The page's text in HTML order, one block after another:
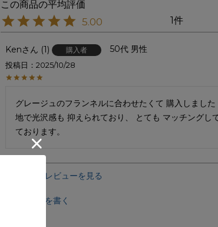
5.00 1
Ken 1 購入者 50代 男性
投稿日 2025/10/28
グレージュのフランネルに合わせたくて 購入しまし
地で光沢感も 抑えられており、 とても マッチングし
ております。
すべてのレビューを見る
レビューを書く